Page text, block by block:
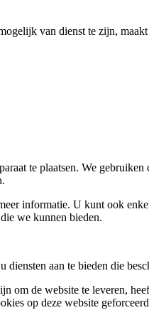
van dienst te zijn,
te plaatsen. We
informatie. U kunt ook
we kunnen bieden.
aan te bieden die
om de website te leveren,
op deze website